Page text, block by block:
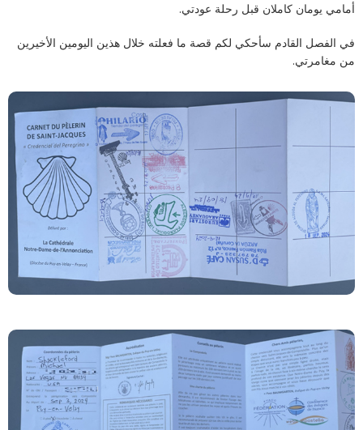
أمامي يومان كاملان قبل رحلة عودتي.
في الفصل القادم سأحكي لكم قصة ما فعلته خلال هذين اليومين الأخيرين
من مغامرتي.